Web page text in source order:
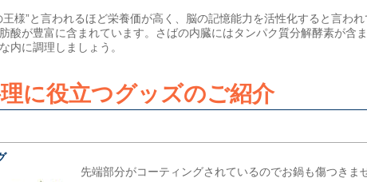
王様”と言われるほど栄養価が高く、脳の記憶能力を活性化すると言わ
酸が豊富に含まれています。さばの内臓にはタンパク質分解酵素が
内に調理しましょう。
に役立つグッズのご紹介
先端部分がコーティングされているのでお鍋も傷つきま